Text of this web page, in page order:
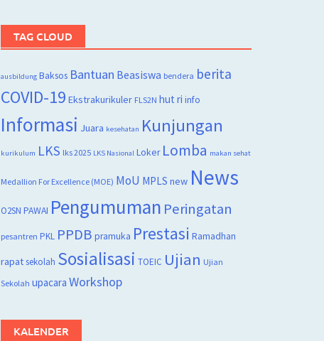
TAG CLOUD
ausbildung Baksos Bantuan Beasiswa bendera berita
COVID-19 Ekstrakurikuler FLS2N hut ri info
Informasi Juara kesehatan Kunjungan
kurikulum LKS lks 2025 LKS Nasional Loker Lomba makan sehat
Medallion For Excellence (MOE) MoU MPLS new News
O2SN PAWAI Pengumuman Peringatan
pesantren PKL PPDB pramuka Prestasi Ramadhan
rapatsekolah Sosialisasi TOEIC Ujian Ujian
Sekolah upacara Workshop
KALENDER